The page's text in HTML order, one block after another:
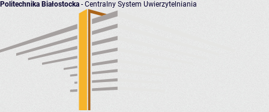
Politechnika Białostocka - Centralny System Uwierzytelniania